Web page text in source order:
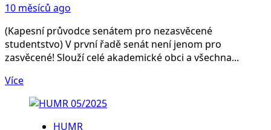
10 měsíců ago
(Kapesní průvodce senátem pro nezasvěcené
studentstvo) V první řadě senát není jenom pro
zasvěcené! Slouží celé akademické obci a všechna...
Více
HUMR